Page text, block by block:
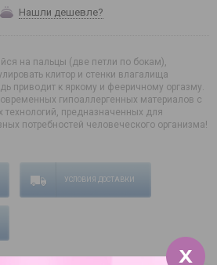
Нашли дешевле?
на пальцы (две петли по бокам),
клитор и стенки влагалища
приводит к яркому и фееричному оргазму.
гипоаллергенных материалов с
предназначенных для
потребностей человеческого организма!
УСЛОВИЯ ДОСТАВКИ